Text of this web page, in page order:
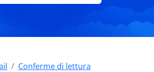
Conferme di lettura